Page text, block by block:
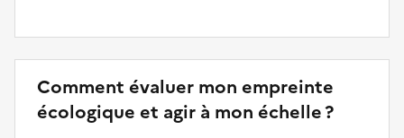
Comment évaluer mon empreinte
écologique et agir à mon échelle ?